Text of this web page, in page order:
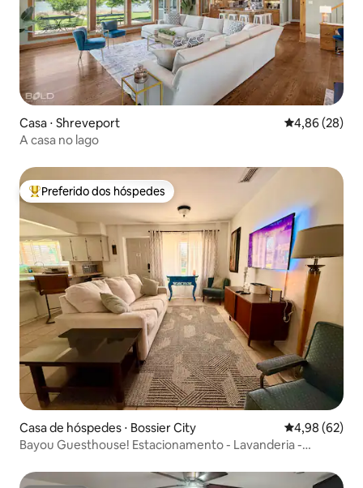
Casa ⋅ Shreveport 4,86 de uma
4,86 (28)
A casa no lago
Entre os melhores preferidos dos hóspedes
Preferido dos hóspedes
Casa de hóspedes ⋅ Bossier City 4,98 de uma
4,98 (62)
Bayou Guesthouse! Estacionamento - Lavanderia -